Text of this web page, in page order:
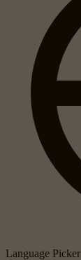
Language Picker